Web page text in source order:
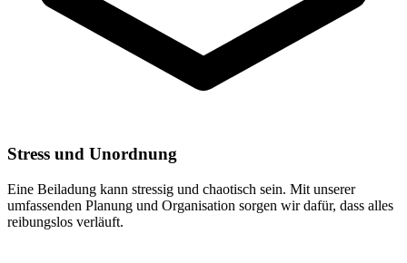
Stress und Unordnung
Eine Beiladung kann stressig und chaotisch sein. Mit unserer
umfassenden Planung und Organisation sorgen wir dafür, dass alles
reibungslos verläuft.